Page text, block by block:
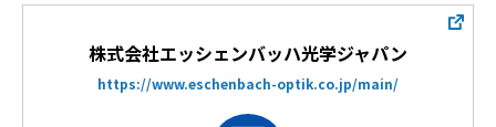
株式会社エッシェンバッハ光学ジャパン
https://www.eschenbach-optik.co.jp/main/